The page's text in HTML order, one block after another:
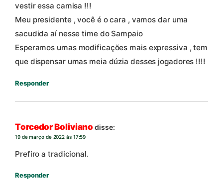
vestir essa camisa !!!
Meu presidente , você é o cara , vamos dar uma
sacudida aí nesse time do Sampaio
Esperamos umas modificações mais expressiva , tem
que dispensar umas meia dúzia desses jogadores !!!!
Responder
Torcedor Boliviano disse:
19 de março de 2022 às 17:59
Prefiro a tradicional.
Responder